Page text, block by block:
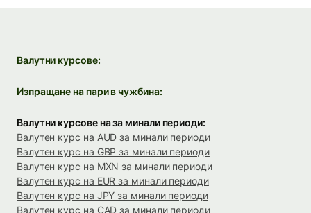
Валутни курсове:
Изпращане на пари в чужбина:
Валутни курсове на за минали периоди:
Валутен курс на AUD за минали периоди
Валутен курс на GBP за минали периоди
Валутен курс на MXN за минали периоди
Валутен курс на EUR за минали периоди
Валутен курс на JPY за минали периоди
Валутен курс на CAD за минали периоди